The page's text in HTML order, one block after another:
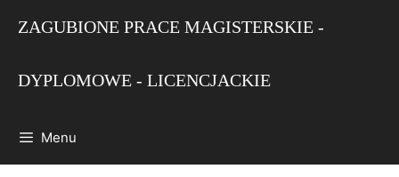
ZAGUBIONE PRACE MAGISTERSKIE -
DYPLOMOWE - LICENCJACKIE
Menu